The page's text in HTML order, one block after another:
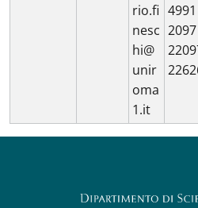
rio.fi
nesc
hi@
unir
oma
1.it
4991